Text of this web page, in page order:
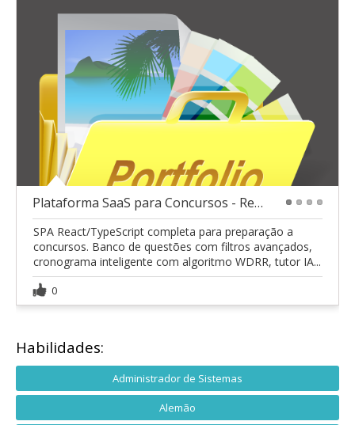
Plataforma SaaS para Concursos - React IA Supabase
SPA React/TypeScript completa para preparação a
concursos. Banco de questões com filtros avançados,
cronograma inteligente com algoritmo WDRR, tutor IA...
0
Habilidades:
Administrador de Sistemas
Alemão